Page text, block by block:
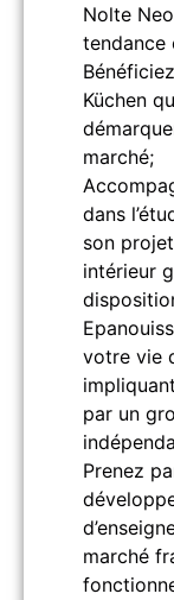
Nolte
tendance
Küchen
marché;
dans
son
intérieur
votre vie
par un
Prenez
marché